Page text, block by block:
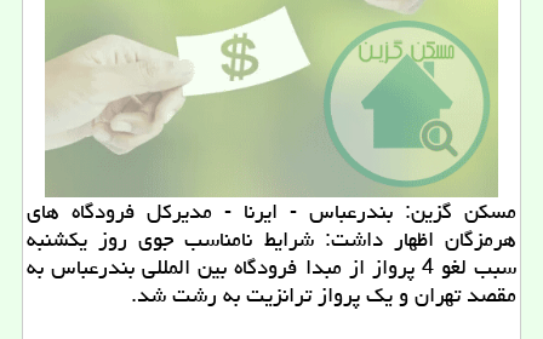
مسكن گزین: بندرعباس - ایرنا - مدیركل فرودگاه های
هرمزگان اظهار داشت: شرایط نامناسب جوی روز یكشنبه
سبب لغو 4 پرواز از مبدا فرودگاه بین المللی بندرعباس به
مقصد تهران و یك پرواز ترانزیت به رشت شد.